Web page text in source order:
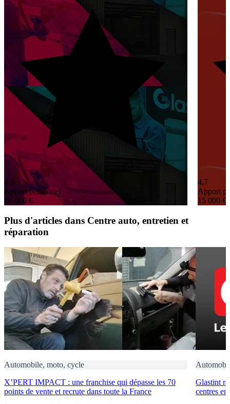
4,9
Apport personnel
10 000 €
4,7
Apport
15 000 €
Plus d'articles dans Centre auto, entretien et
réparation
Automobile, moto, cycle
X’PERT IMPACT : une franchise qui dépasse les 70
points de vente et recrute dans toute la France
Glastint
centres